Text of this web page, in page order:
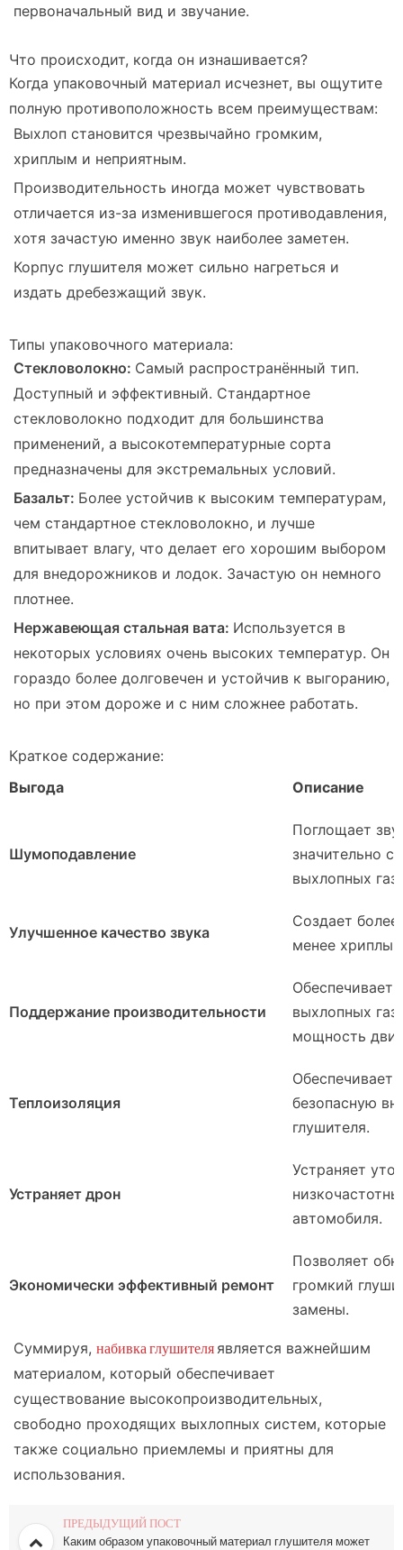
первоначальный вид и звучание.
Что происходит, когда он изнашивается?
Когда упаковочный материал исчезнет, вы ощутите
полную противоположность всем преимуществам:
Выхлоп становится чрезвычайно громким,
хриплым и неприятным.
Производительность иногда может чувствовать
отличается из-за изменившегося противодавления,
хотя зачастую именно звук наиболее заметен.
Корпус глушителя может сильно нагреться и
издать дребезжащий звук.
Типы упаковочного материала:
Стекловолокно: Самый распространённый тип.
Доступный и эффективный. Стандартное
стекловолокно подходит для большинства
применений, а высокотемпературные сорта
предназначены для экстремальных условий.
Базальт: Более устойчив к высоким температурам,
чем стандартное стекловолокно, и лучше
впитывает влагу, что делает его хорошим выбором
для внедорожников и лодок. Зачастую он немного
плотнее.
Нержавеющая стальная вата: Используется в
некоторых условиях очень высоких температур. Он
гораздо более долговечен и устойчив к выгоранию,
но при этом дороже и с ним сложнее работать.
Краткое содержание:
Выгода
Описание
Шумоподавление
Поглощает
значительно
выхлопных
Улучшенное качество звука
Создает
менее
Поддержание производительности
Обеспечивает
выхлопных
мощность
Теплоизоляция
Обеспечивает
безопасную
глушителя.
Устраняет дрон
Устраняет
автомобиля.
Экономически эффективный ремонт
Позволяет
громкий
замены.
Суммируя, набивка глушителя является важнейшим
материалом, который обеспечивает
существование высокопроизводительных,
свободно проходящих выхлопных систем, которые
также социально приемлемы и приятны для
использования.
ПРЕДЫДУЩИЙ ПОСТ
Каким образом упаковочный материал глушителя может